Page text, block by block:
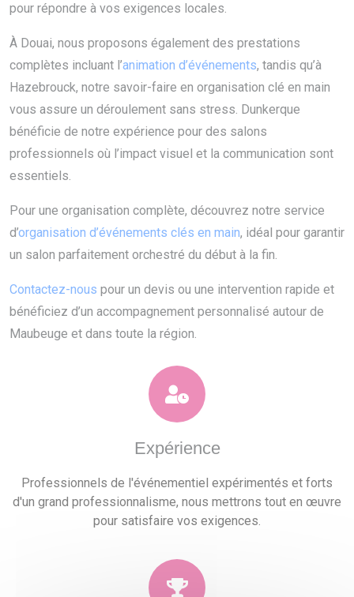
pour répondre à vos exigences locales.
À Douai, nous proposons également des prestations
complètes incluant l’animation d’événements, tandis qu’à
Hazebrouck, notre savoir-faire en organisation clé en main
vous assure un déroulement sans stress. Dunkerque
bénéficie de notre expérience pour des salons
professionnels où l’impact visuel et la communication sont
essentiels.
Pour une organisation complète, découvrez notre service
d’organisation d’événements clés en main, idéal pour garantir
un salon parfaitement orchestré du début à la fin.
Contactez-nous pour un devis ou une intervention rapide et
bénéficiez d’un accompagnement personnalisé autour de
Maubeuge et dans toute la région.
Expérience
Professionnels de l'événementiel expérimentés et forts
d'un grand professionnalisme, nous mettrons tout en œuvre
pour satisfaire vos exigences.